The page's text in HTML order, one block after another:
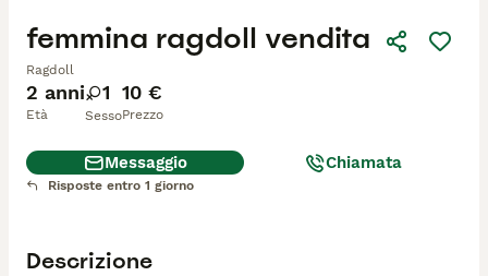
2 anni
Età
1
Sesso
10 €
Prezzo
femmina ragdoll vendita
Ragdoll
Messaggio Chiamata
Risposte entro 1 giorno
Descrizione